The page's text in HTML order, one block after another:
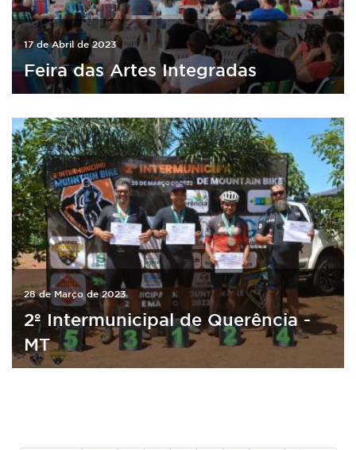
17 de Abril de 2023
Feira das Artes Integradas
28 de Março de 2023
2º Intermunicipal de Querência -
MT